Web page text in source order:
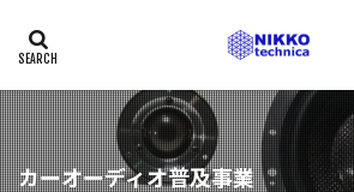
カーオーディオ普及事業